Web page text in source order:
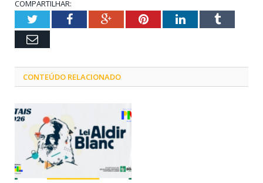
COMPARTILHAR:
TwitterFacebookGoogle+PinterestLinkedInTumblr
Email
CONTEÚDO RELACIONADO